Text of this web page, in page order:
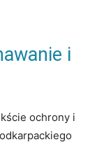
i
ochrony i